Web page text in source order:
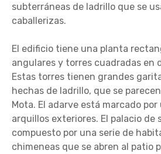
subterráneas de ladrillo que se
caballerizas.
El edificio tiene una planta
angulares y torres cuadradas en
Estas torres tienen grandes
hechas de ladrillo, que se
Mota. El adarve está marcado
arquillos exteriores. El palacio de
compuesto por una serie de
chimeneas que se abren al patio